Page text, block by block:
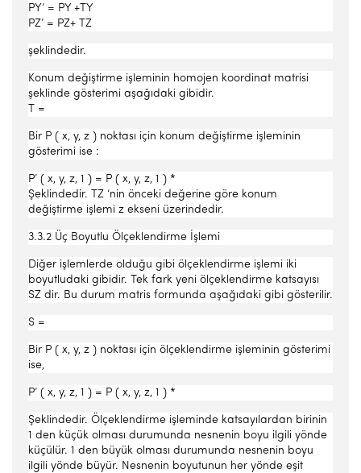
PY’ = PY +TY
PZ’ = PZ+ TZ
şeklindedir.
Konum değiştirme işleminin homojen koordinat matrisi
şeklinde gösterimi aşağıdaki gibidir.
T =
Bir P ( x, y, z ) noktası için konum değiştirme işleminin
gösterimi ise :
P’ ( x, y, z, 1 ) = P ( x, y, z, 1 ) *
Şeklindedir. TZ ‘nin önceki değerine göre konum
değiştirme işlemi z ekseni üzerindedir.
3.3.2 Üç Boyutlu Ölçeklendirme İşlemi
Diğer işlemlerde olduğu gibi ölçeklendirme işlemi iki
boyutludaki gibidir. Tek fark yeni ölçeklendirme katsayısı
SZ dir. Bu durum matris formunda aşağıdaki gibi gösterilir.
S =
Bir P ( x, y, z ) noktası için ölçeklendirme işleminin gösterimi
ise,
P’ ( x, y, z, 1 ) = P ( x, y, z, 1 ) *
Şeklindedir. Ölçeklendirme işleminde katsayılardan birinin
1 den küçük olması durumunda nesnenin boyu ilgili yönde
küçülür. 1 den büyük olması durumunda nesnenin boyu
ilgili yönde büyür. Nesnenin boyutunun her yönde eşit